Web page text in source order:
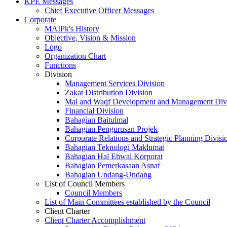
Chief Executive Officer Messages
Corporate
MAIPk's History
Objective, Vision & Mission
Logo
Organization Chart
Functions
Division
Management Services Division
Zakat Distribution Division
Mal and Waqf Development and Management
Financial Division
Bahagian Baitulmal
Bahagian Pengurusan Projek
Corporate Relations and Strategic Planning
Bahagian Teknologi Maklumat
Bahagian Hal Ehwal Korporat
Bahagian Pemerkasaan Asnaf
Bahagian Undang-Undang
List of Council Members
Council Members
List of Main Committees established by the Council
Client Charter
Client Charter Accomplishment